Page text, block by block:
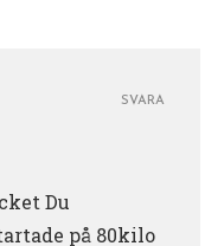
Du
på 80kilo
SVARA